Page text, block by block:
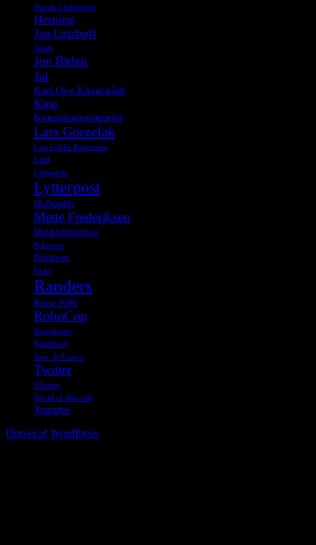
Henrik Christensen
Herning
Jan Lützhøft
Japan
Joe Biden
Jul
Karl Ove Knausgård
Kina
Konspirationsteorier
Lars Gorzelak
Lars Løkke Rasmussen
Lidl
Luftgevær
Lytterpost
McDonald's
Mette Frederiksen
Midalderlandsbyen
Pokemon
Politiken
Påske
Randers
Rema 1000
RoboCop
Sexrobotter
Speedway
Tour de France
Twitter
Ukraine
World of Warcraft
Youtube
Drevet af WordPress